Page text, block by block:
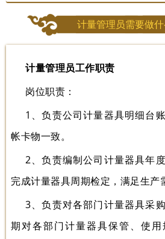
计量管理员需要做
计量管理员工作职责
岗位职责：
1、负责公司计量器具明细台
帐卡物一致。
2、负责编制公司计量器具年
完成计量器具周期检定，满足生产
3、负责对各部门计量器具采
期对各部门计量器具保管、使